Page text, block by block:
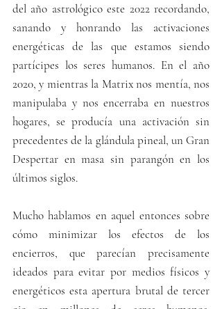
del año astrológico este 2022 recordando,
sanando y honrando las activaciones
energéticas de las que estamos siendo
partícipes los seres humanos. En el año
2020, y mientras la Matrix nos mentía, nos
manipulaba y nos encerraba en nuestros
hogares, se producía una activación sin
precedentes de la glándula pineal, un Gran
Despertar en masa sin parangón en los
últimos siglos.
Mucho hablamos en aquel entonces sobre
cómo minimizar los efectos de los
encierros, que parecían precisamente
ideados para evitar por medios físicos y
energéticos esta apertura brutal de tercer